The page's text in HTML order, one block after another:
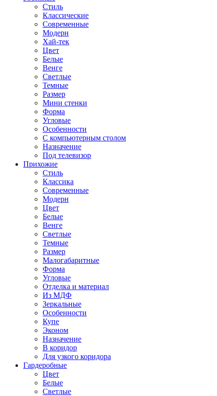
Стиль
Классические
Современные
Модерн
Хай-тек
Цвет
Белые
Венге
Светлые
Темные
Размер
Мини стенки
Форма
Угловые
Особенности
С компьютерным столом
Назначение
Под телевизор
Прихожие
Стиль
Классика
Современные
Модерн
Цвет
Белые
Венге
Светлые
Темные
Размер
Малогабаритные
Форма
Угловые
Отделка и материал
Из МДФ
Зеркальные
Особенности
Купе
Эконом
Назначение
В коридор
Для узкого коридора
Гардеробные
Цвет
Белые
Светлые